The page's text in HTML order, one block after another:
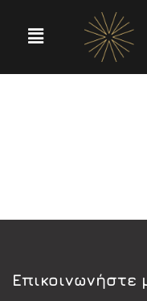
Eπικοινωνήστε